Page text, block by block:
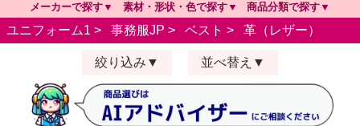
メーカーで探す 素材・形状・色で探す 商品分類で探す
ユニフォーム1 > 事務服JP > ベスト > 革（レザー）
絞り込み 並べ替え